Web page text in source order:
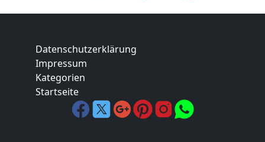
Datenschutzerklärung
Impressum
Kategorien
Startseite